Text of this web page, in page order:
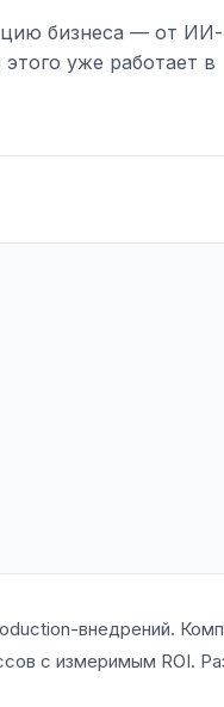
бизнеса — от ИИ-
уже работает в
внедрений.
с измеримым ROI.